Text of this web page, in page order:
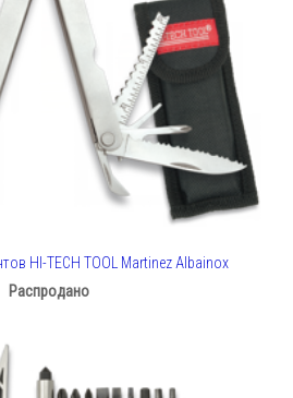
HI-TECH TOOL Martinez Albainox
Распродано